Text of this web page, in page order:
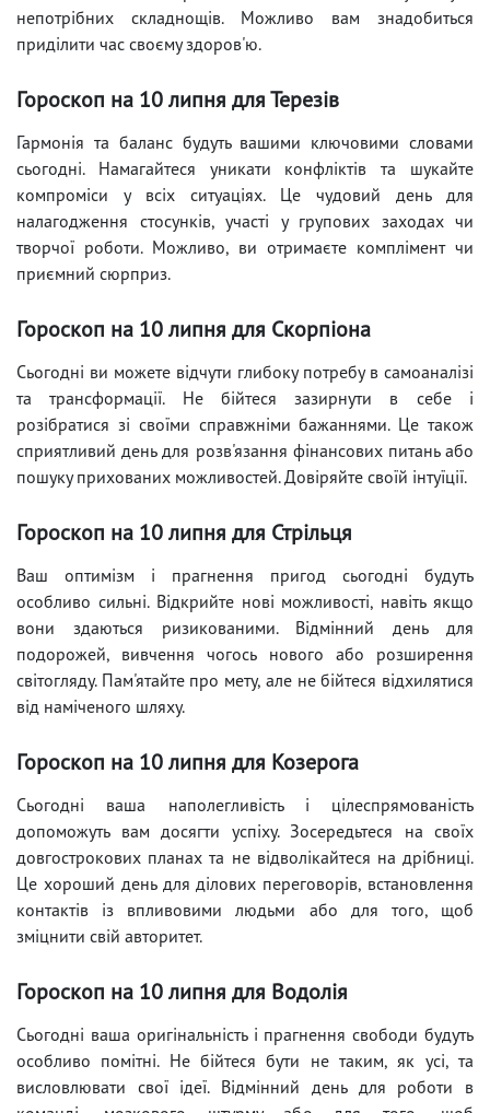
непотрібних складнощів. Можливо вам знадобиться
приділити час своєму здоров'ю.
Гороскоп на 10 липня для Терезів
Гармонія та баланс будуть вашими ключовими словами
сьогодні. Намагайтеся уникати конфліктів та шукайте
компроміси у всіх ситуаціях. Це чудовий день для
налагодження стосунків, участі у групових заходах чи
творчої роботи. Можливо, ви отримаєте комплімент чи
приємний сюрприз.
Гороскоп на 10 липня для Скорпіона
Сьогодні ви можете відчути глибоку потребу в самоаналізі
та трансформації. Не бійтеся зазирнути в себе і
розібратися зі своїми справжніми бажаннями. Це також
сприятливий день для розв'язання фінансових питань або
пошуку прихованих можливостей. Довіряйте своїй інтуїції.
Гороскоп на 10 липня для Стрільця
Ваш оптимізм і прагнення пригод сьогодні будуть
особливо сильні. Відкрийте нові можливості, навіть якщо
вони здаються ризикованими. Відмінний день для
подорожей, вивчення чогось нового або розширення
світогляду. Пам'ятайте про мету, але не бійтеся відхилятися
від наміченого шляху.
Гороскоп на 10 липня для Козерога
Сьогодні ваша наполегливість і цілеспрямованість
допоможуть вам досягти успіху. Зосередьтеся на своїх
довгострокових планах та не відволікайтеся на дрібниці.
Це хороший день для ділових переговорів, встановлення
контактів із впливовими людьми або для того, щоб
зміцнити свій авторитет.
Гороскоп на 10 липня для Водолія
Сьогодні ваша оригінальність і прагнення свободи будуть
особливо помітні. Не бійтеся бути не таким, як усі, та
висловлювати свої ідеї. Відмінний день для роботи в